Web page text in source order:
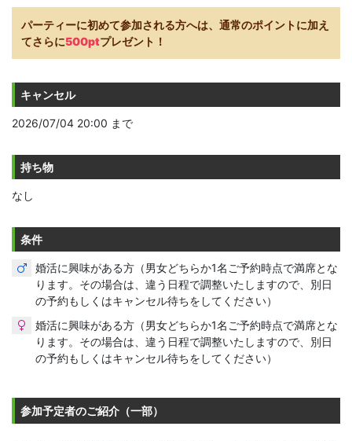
パーティーに初めて参加される方へは、通常のポイントに加え
てさらに500ptプレゼント！
キャンセル
2026/07/04 20:00 まで
持ち物
なし
条件
婚活に興味がある方（男女どちらか1名ご予約時点で満席とな
ります。その場合は、違う日程で調整いたしますので、別日
の予約もしくはキャンセル待ちをしてください）
婚活に興味がある方（男女どちらか1名ご予約時点で満席とな
ります。その場合は、違う日程で調整いたしますので、別日
の予約もしくはキャンセル待ちをしてください）
参加予定者のご紹介（一部）